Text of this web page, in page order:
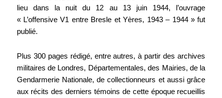
lieu dans la nuit du 12 au 13 juin 1944, l’ouvrage
« L’offensive V1 entre Bresle et Yères, 1943 – 1944 » fut
publié.
Plus 300 pages rédigé, entre autres, à partir des archives
militaires de Londres, Départementales, des Mairies, de la
Gendarmerie Nationale, de collectionneurs et aussi grâce
aux récits des derniers témoins de cette époque recueillis